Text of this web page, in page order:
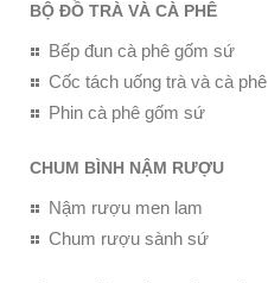
BỘ ĐỒ TRÀ VÀ CÀ PHÊ
Bếp đun cà phê gốm sứ
Cốc tách uống trà và cà phê
Phin cà phê gốm sứ
CHUM BÌNH NẬM RƯỢU
Nậm rượu men lam
Chum rượu sành sứ